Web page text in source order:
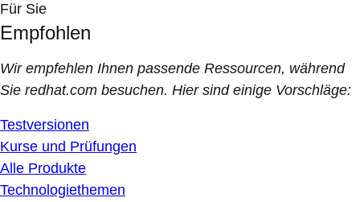
Für Sie
Empfohlen
Wir empfehlen Ihnen passende Ressourcen, während
Sie redhat.com besuchen. Hier sind einige Vorschläge:
Testversionen
Kurse und Prüfungen
Alle Produkte
Technologiethemen